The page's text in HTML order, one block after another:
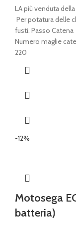
LA più venduta
Per potatura delle
fusti. Passo
Numero maglie
220
-12%
Motosega
batteria)